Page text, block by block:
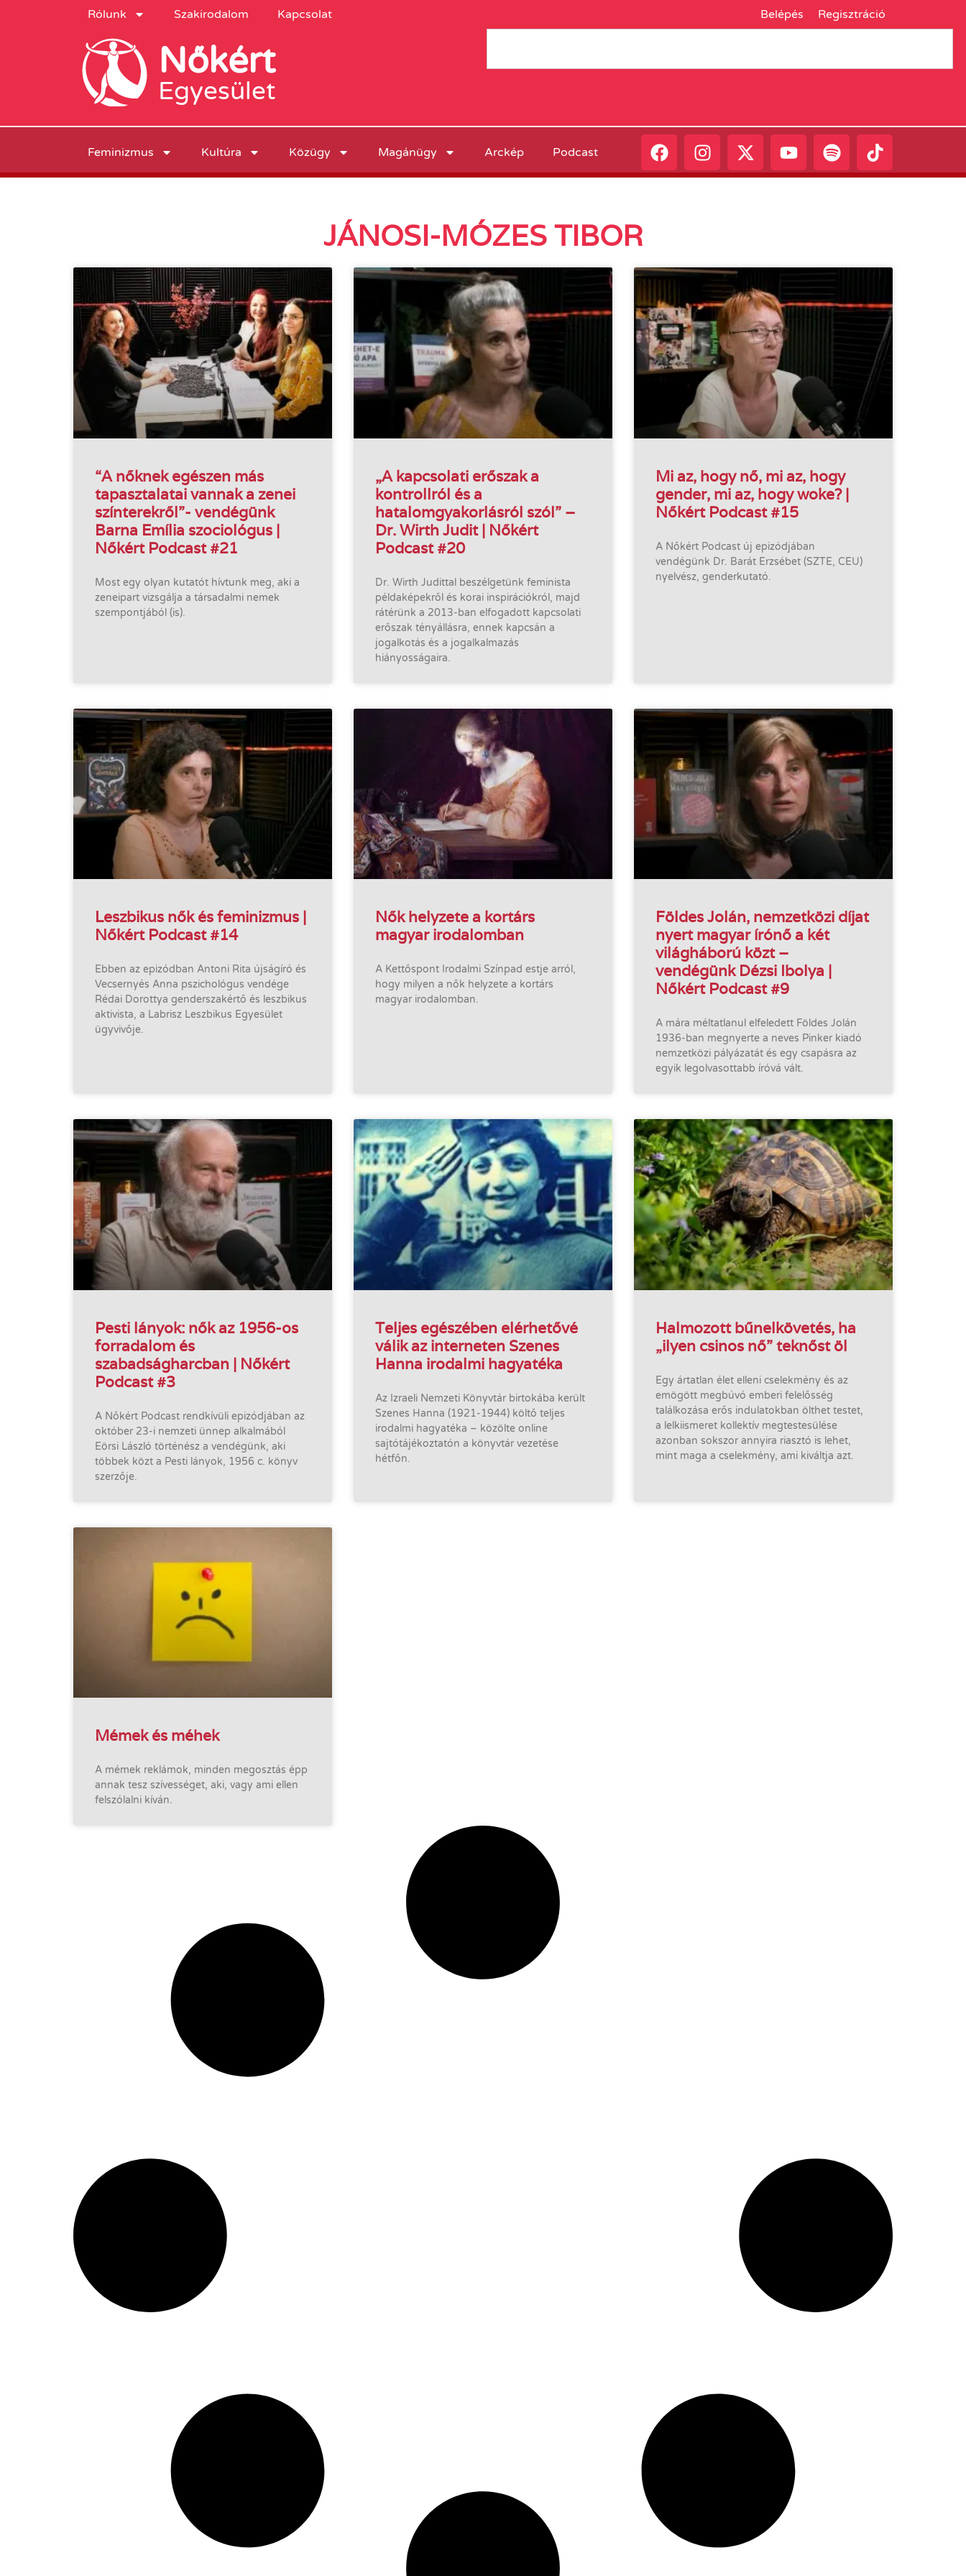
Rólunk Szakirodalom Kapcsolat Belépés Regisztráció
Nőkért
Egyesület
Feminizmus Kultúra Közügy Magánügy Arckép Podcast
JÁNOSI-MÓZES TIBOR
“A nőknek egészen más
tapasztalatai vannak a zenei
színterekről”- vendégünk
Barna Emília szociológus |
Nőkért Podcast #21
Most egy olyan kutatót hívtunk meg, aki a
zeneipart vizsgálja a társadalmi nemek
szempontjából (is).
„A kapcsolati erőszak a
kontrollról és a
hatalomgyakorlásról szól” –
Dr. Wirth Judit | Nőkért
Podcast #20
Dr. Wirth Judittal beszélgetünk feminista
példaképekről és korai inspirációkról, majd
rátérünk a 2013-ban elfogadott kapcsolati
erőszak tényállásra, ennek kapcsán a
jogalkotás és a jogalkalmazás
hiányosságaira.
Mi az, hogy nő, mi az, hogy
gender, mi az, hogy woke? |
Nőkért Podcast #15
A Nőkért Podcast új epizódjában
vendégünk Dr. Barát Erzsébet (SZTE, CEU)
nyelvész, genderkutató.
Leszbikus nők és feminizmus |
Nőkért Podcast #14
Ebben az epizódban Antoni Rita újságíró és
Vecsernyés Anna pszichológus vendége
Rédai Dorottya genderszakértő és leszbikus
aktivista, a Labrisz Leszbikus Egyesület
ügyvivője.
Nők helyzete a kortárs
magyar irodalomban
A Kettőspont Irodalmi Színpad estje arról,
hogy milyen a nők helyzete a kortárs
magyar irodalomban.
Földes Jolán, nemzetközi díjat
nyert magyar írónő a két
világháború közt –
vendégünk Dézsi Ibolya |
Nőkért Podcast #9
A mára méltatlanul elfeledett Földes Jolán
1936-ban megnyerte a neves Pinker kiadó
nemzetközi pályázatát és egy csapásra az
egyik legolvasottabb íróvá vált.
Pesti lányok: nők az 1956-os
forradalom és
szabadságharcban | Nőkért
Podcast #3
A Nőkért Podcast rendkívüli epizódjában az
október 23-i nemzeti ünnep alkalmából
Eörsi László történész a vendégünk, aki
többek közt a Pesti lányok, 1956 c. könyv
szerzője.
Teljes egészében elérhetővé
válik az interneten Szenes
Hanna irodalmi hagyatéka
Az Izraeli Nemzeti Könyvtár birtokába került
Szenes Hanna (1921-1944) költő teljes
irodalmi hagyatéka – közölte online
sajtótájékoztatón a könyvtár vezetése
hétfőn.
Halmozott bűnelkövetés, ha
„ilyen csinos nő” teknőst öl
Egy ártatlan élet elleni cselekmény és az
emögött megbúvó emberi felelősség
találkozása erős indulatokban ölthet testet,
a lelkiismeret kollektív megtestesülése
azonban sokszor annyira riasztó is lehet,
mint maga a cselekmény, ami kiváltja azt.
Mémek és méhek
A mémek reklámok, minden megosztás épp
annak tesz szívességet, aki, vagy ami ellen
felszólalni kíván.